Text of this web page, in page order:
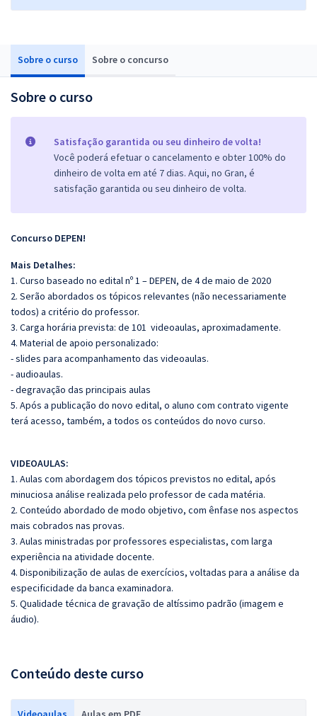
Sobre o curso Sobre o concurso
Sobre o curso
Satisfação garantida ou seu dinheiro de volta!
Você poderá efetuar o cancelamento e obter 100% do
dinheiro de volta em até 7 dias. Aqui, no Gran, é
satisfação garantida ou seu dinheiro de volta.
Concurso DEPEN!
Mais Detalhes:
1. Curso baseado no edital nº 1 – DEPEN, de 4 de maio de 2020
2. Serão abordados os tópicos relevantes (não necessariamente
todos) a critério do professor.
3. Carga horária prevista: de 101 videoaulas, aproximadamente.
4. Material de apoio personalizado:
- slides para acompanhamento das videoaulas.
- audioaulas.
- degravação das principais aulas
5. Após a publicação do novo edital, o aluno com contrato vigente
terá acesso, também, a todos os conteúdos do novo curso.
VIDEOAULAS:
1. Aulas com abordagem dos tópicos previstos no edital, após
minuciosa análise realizada pelo professor de cada matéria.
2. Conteúdo abordado de modo objetivo, com ênfase nos aspectos
mais cobrados nas provas.
3. Aulas ministradas por professores especialistas, com larga
experiência na atividade docente.
4. Disponibilização de aulas de exercícios, voltadas para a análise da
especificidade da banca examinadora.
5. Qualidade técnica de gravação de altíssimo padrão (imagem e
áudio).
Conteúdo deste curso